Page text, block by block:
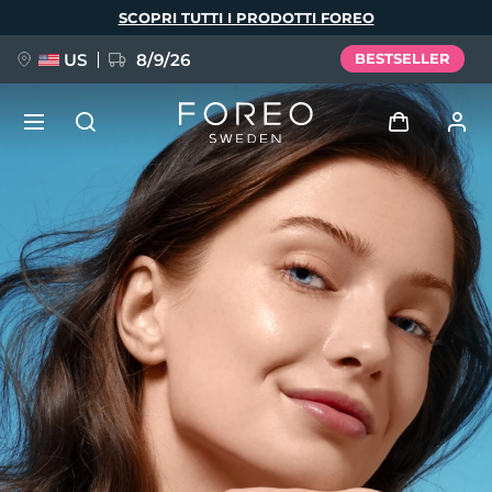
SCOPRI TUTTI I PRODOTTI FOREO
US 8/9/26 BESTSELLER
Accedi
Profilo utente
I miei dispositivi
I miei ordini
I miei indirizzi
I miei abbonamenti
NUOVO
FAQ™ Pure Beauty-Tech Elixir
BREAKING NEWS
issa™ Teeth Whitening Set
Lingua
English Deutsch
Español
Français
Português
Polski
Русский
Türkçe
简体中文 繁體中文